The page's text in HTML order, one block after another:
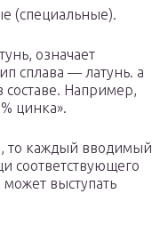
(специальные).
означает
сплава — латунь. а
Например,
цинка».
то каждый вводимый
соответствующего
выступать